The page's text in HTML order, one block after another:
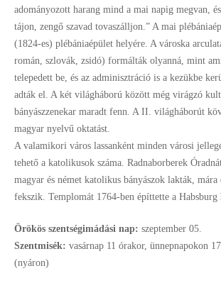
adományozott harang mind a mai napig megvan,
tájon, zengő szavad tovaszálljon.” A mai
(1824-es) plébániaépület helyére. A városka
román, szlovák, zsidó) formálták olyanná, mint
telepedett be, és az adminisztráció is a kezükbe
adták el. A két világháború között még virágzó
bányászzenekar maradt fenn. A II. világháborút
magyar nyelvű oktatást.
A valamikori város lassanként minden városi
tehető a katolikusok száma. Radnaborberek
magyar és német katolikus bányászok lakták,
fekszik. Templomát 1764-ben építtette a Habsburg
Örökös szentségimádási nap: szeptember 05.
Szentmisék: vasárnap 11 órakor, ünnepnapokon
(nyáron)